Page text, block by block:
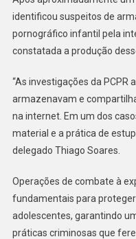
identificou suspeitos de
pornográfico infantil pela
constatada a produção
“As investigações da PCPR
armazenavam e
na internet. Em um dos
material e a prática de
delegado Thiago Soares.
Operações de combate à
fundamentais para
adolescentes, garantindo
práticas criminosas que